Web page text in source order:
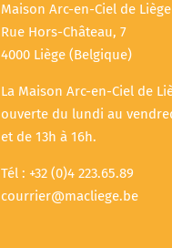
Maison Arc-en-Ciel de
Rue Hors-Château, 7
4000 Liège (Belgique)
La Maison Arc-en-Ciel de
ouverte du lundi au
et de 13h à 16h.
Tél : +32 (0)4 223.65.89
courrier@macliege.be